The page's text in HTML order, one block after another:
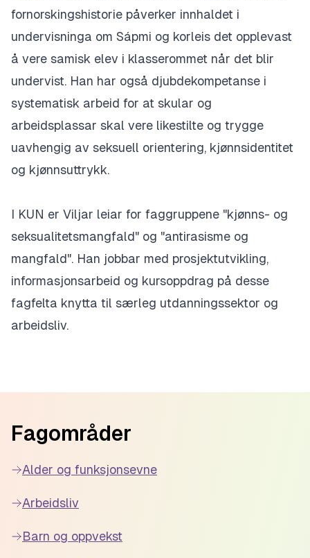
fornorskingshistorie påverker innhaldet i
undervisninga om Sápmi og korleis det opplevast
å vere samisk elev i klasserommet når det blir
undervist. Han har også djubdekompetanse i
systematisk arbeid for at skular og
arbeidsplassar skal vere likestilte og trygge
uavhengig av seksuell orientering, kjønnsidentitet
og kjønnsuttrykk.
I KUN er Viljar leiar for faggruppene "kjønns- og
seksualitetsmangfald" og "antirasisme og
mangfald". Han jobbar med prosjektutvikling,
informasjonsarbeid og kursoppdrag på desse
fagfelta knytta til særleg utdanningssektor og
arbeidsliv.
Fagområder
Alder og funksjonsevne
Arbeidsliv
Barn og oppvekst